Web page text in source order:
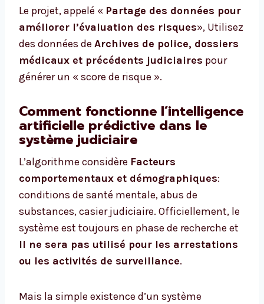
Le projet, appelé « Partage des données pour
améliorer l’évaluation des risques», Utilisez
des données de Archives de police, dossiers
médicaux et précédents judiciaires pour
générer un « score de risque ».
Comment fonctionne l’intelligence
artificielle prédictive dans le
système judiciaire
L’algorithme considère Facteurs
comportementaux et démographiques:
conditions de santé mentale, abus de
substances, casier judiciaire. Officiellement, le
système est toujours en phase de recherche et
Il ne sera pas utilisé pour les arrestations
ou les activités de surveillance.
Mais la simple existence d’un système